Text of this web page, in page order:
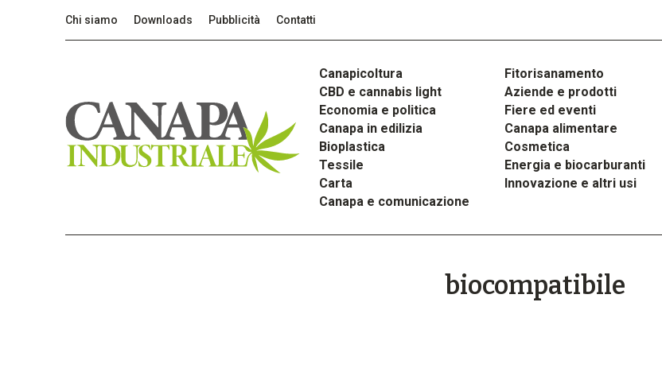
Chi siamo Downloads Pubblicità Contatti
Canapicoltura
Fitorisanamento
CBD e cannabis light
Aziende e prodotti
Economia e politica
Fiere ed eventi
Canapa in edilizia
Canapa alimentare
Bioplastica
Cosmetica
Tessile
Energia e biocarburanti
Carta
Innovazione e altri usi
Canapa e comunicazione
biocompatibile